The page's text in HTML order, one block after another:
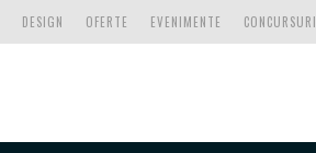
CONCURSURI
EVENIMENTE
OFERTE
DESIGN